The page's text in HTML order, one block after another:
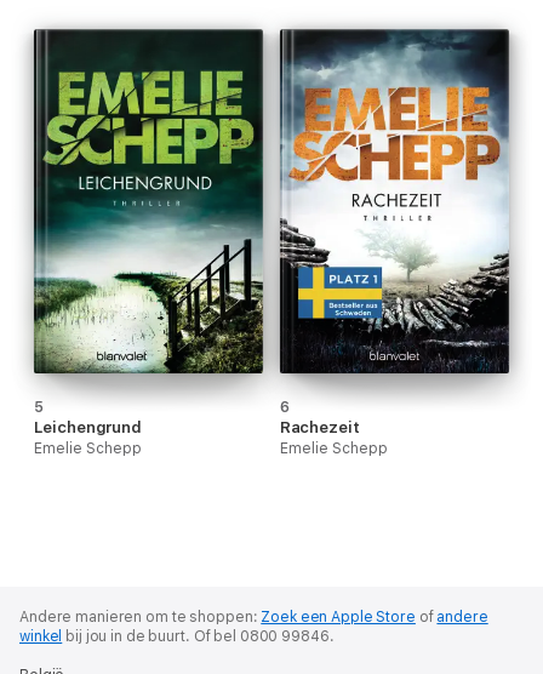
5
Leichengrund
Emelie Schepp
6
Rachezeit
Emelie Schepp
Andere manieren om te shoppen: Zoek een Apple Store of andere
winkel bij jou in de buurt. Of bel 0800 99846.